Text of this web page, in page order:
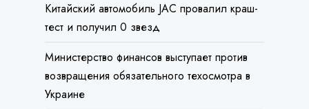
Китайский автомобиль JAC провалил краш-
тест и получил 0 звезд
Министерство финансов выступает против
возвращения обязательного техосмотра в
Украине